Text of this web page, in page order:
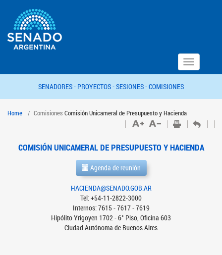
Toggle
navigation
SENADORES - PROYECTOS -SESIONES -COMISIONES
Home Comisiones Comisión Unicameral de Presupuesto y Hacienda
COMISIÓN UNICAMERAL DE PRESUPUESTO Y HACIENDA
Agenda de reunión
HACIENDA@SENADO.GOB.AR
Tel: +54-11-2822-3000
Internos: 7615 - 7617 - 7619
Hipólito Yrigoyen 1702 - 6° Piso, Oficina 603
Ciudad Autónoma de Buenos Aires